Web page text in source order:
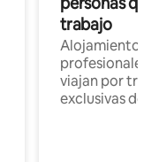
trabajo
Alojamientos
profesionales
viajan por
exclusivas de